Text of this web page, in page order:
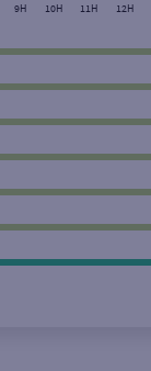
9H 10H 11H 12H